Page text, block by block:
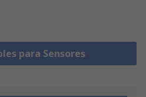
para Sensores